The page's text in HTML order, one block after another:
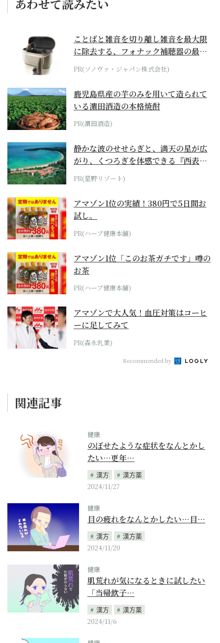
あわせて読みたい
ことばと雑音を切り離し雑音を最大限
に除去する、フォナック補聴器の最上
位モデル
PR(ソノヴァ・ジャパン株式会社)
鹿児島県産の芋のみを用いて造られて
いる濵田酒造の本格焼酎
PR(濵田酒造)
静かな波のせせらぎと、満天の星が広
がり、くつろぎを体感できる『西表島
ホテル by...
PR(星野リゾート)
アマゾン1位の実績！380円で5日間お
試し。
PR(ハーブ健康本舗)
アマゾン1位「このお茶ガチです」噂の
お茶
PR(ハーブ健康本舗)
アマゾンで大人気！血圧対策はコーヒ
ーに足してみて
PR(森永乳業)
Recommended by
関連記事
健康
のぼせたような症状をなんとかし
たい…更年…
漢方
漢方薬
2024/11/27
健康
目の疲れをなんとかしたい…目…
漢方
漢方薬
2024/11/20
健康
肌荒れが気になるときに試したい
「当帰飲子…
漢方
漢方薬
2024/11/6